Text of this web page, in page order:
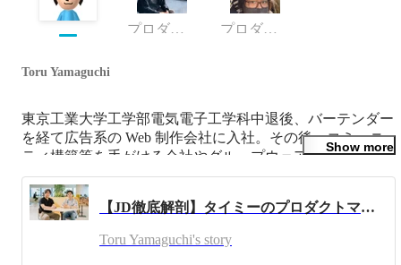
プロダクトマネージャー プロダクトマネージャー
Toru Yamaguchi
東京工業大学工学部電気電子工学科中退後、バーテンダー
を経て広告系の Web 制作会社に入社。その後、コミュニ
ティ構築等を手がける会社やグループウェアを販売する会
社のラボ勤務を経て、2009年DeNAに入社。入社後は
Mobageオープンプラットフォームの設計・開発を主な業
務として、大手企業との協業案件も多く手がける。雑誌・
メディアへの執筆も多数。
Show more
【JD徹底解剖】タイミーのプロダクトマネージャーとは？（前編）
Toru Yamaguchi's story